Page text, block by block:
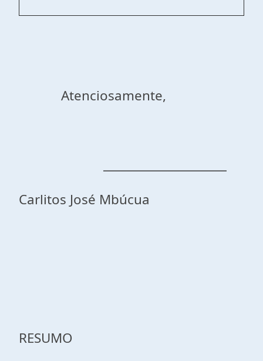
Atenciosamente,
Carlitos José Mbúcua
RESUMO